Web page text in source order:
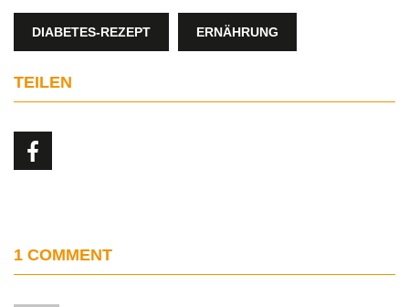
DIABETES-REZEPT ERNÄHRUNG
TEILEN
1 COMMENT